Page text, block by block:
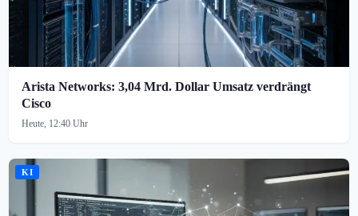
Arista Networks: 3,04 Mrd. Dollar Umsatz verdrängt
Cisco
Heute, 12:40 Uhr
KI